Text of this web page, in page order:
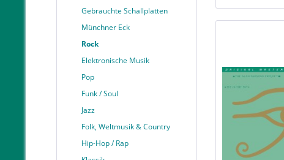
Gebrauchte Schallplatten
Münchner Eck
Rock
Elektronische Musik
Pop
Funk / Soul
Jazz
Folk, Weltmusik & Country
Hip-Hop / Rap